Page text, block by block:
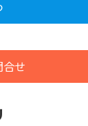
合せ